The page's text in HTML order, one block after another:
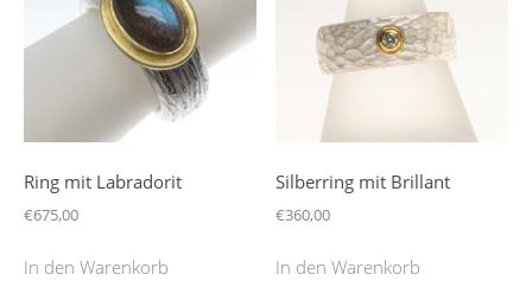
Ring mit Labradorit
€675,00
In den Warenkorb
Silberring mit Brillant
€360,00
In den Warenkorb